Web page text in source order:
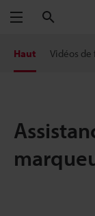
Menu
Haut Vidéos